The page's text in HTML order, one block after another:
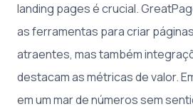
landing pages é crucial.
as ferramentas para criar
atraentes, mas também
destacam as métricas de valor.
em um mar de números sem